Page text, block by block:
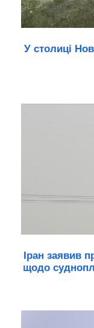
У столиці
Іран заявив
щодо